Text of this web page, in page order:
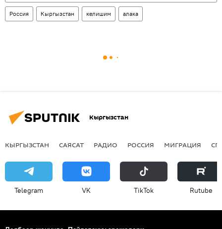
Россия Кыргызстан келишим алака
Кыргызстан
КЫРГЫЗСТАН САЯСАТ РАДИО РОССИЯ МИГРАЦИЯ
Telegram VK ТikТоk Rutube